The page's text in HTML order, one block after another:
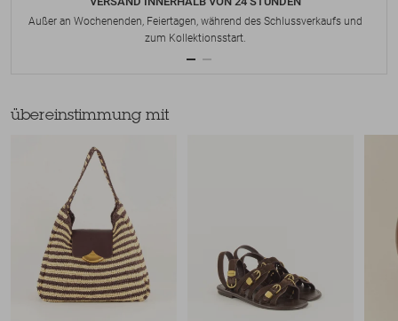
Außer an Wochenenden, Feiertagen, während des Schlussverkaufs und
zum Kollektionsstart.
übereinstimmung mit